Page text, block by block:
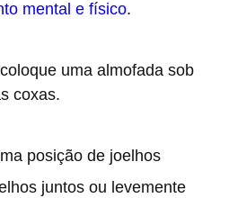
mental e físico.
uma almofada sob
coxas.
posição de joelhos
juntos ou levemente